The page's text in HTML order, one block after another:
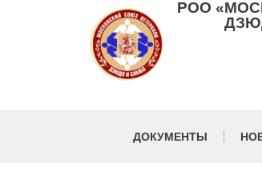
РОО
ДОКУМЕНТЫ